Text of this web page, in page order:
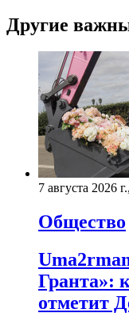
Другие
7 августа 2026
Общество
Гранта»:
отметит